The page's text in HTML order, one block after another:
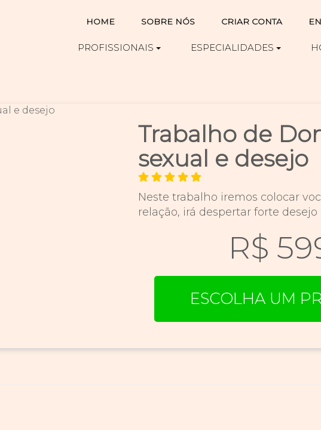
HOME SOBRE NÓS CRIAR CONTA
PROFISSIONAIS ESPECIALIDADES
Trabalho de
sexual e desejo
Neste trabalho iremos colocar
relação, irá despertar forte
R$
ESCOLHA UM